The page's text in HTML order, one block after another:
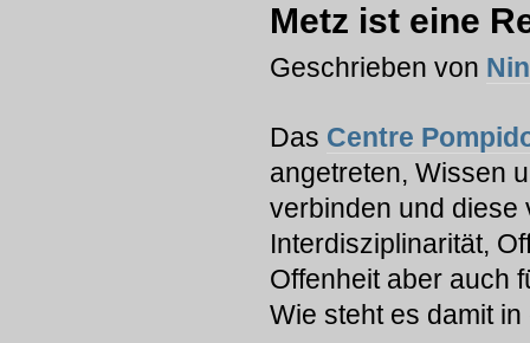
Metz ist eine
Geschrieben von
Das Centre
angetreten, Wissen
verbinden und diese
Interdisziplinarität,
Offenheit aber auch
Wie steht es damit